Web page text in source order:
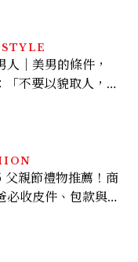
人｜美男的條件，
「不要以貌取人，內
親節禮物推薦！商
必收皮件、包款與鞋